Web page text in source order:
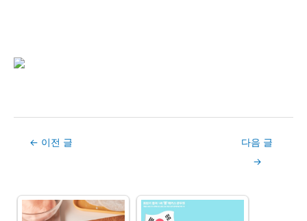
Post← 이전 글
다음 글
→